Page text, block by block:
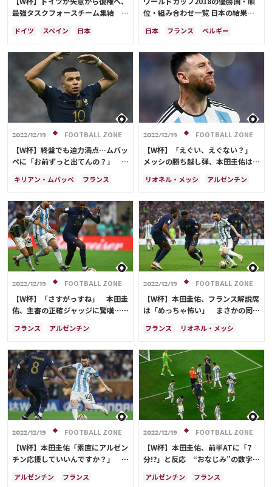
ガーナ
カメルーン
モロッコ
サディオ・マネ
最強タスクフォースチーム集結 残
とは？
ドイツ スペイン
日本
サディオ・マネ
位・組み合わせ一覧 日本の結果
日本 フランス
ベルギー
セネガル
ブラジル
ポーランド
アルゼンチン
ドイツ
ウルグアイ
オーストラリア
サウジアラビア
デンマーク
スペイン
メキシコ
スイス
ポルトガル
イラン
セルビア
モロッコ
韓国
コスタリカ
日本代表
原口 元気
浅野 拓磨
ロメル・ルカク
サディオ・マネ
アントワーヌ・グリーズマン
プレーオフ
アメリカ
ルカ・モドリッチ
リオネル・メッシ
ポール・ポグバ
大迫 勇也
2022/12/19 FOOTBALL ZONE
【W杯】終盤でも迫力満点…ムバッ
ペに「お前ずっと出てんの？」 本
ちゃうんか…」
キリアン・ムバッペ
フランス
リオネル・メッシ
サディオ・マネ
アンヘル・ディ・マリア
2022/12/19 FOOTBALL ZONE
【W杯】「えぐい、えぐない？」
メッシの勝ち越し弾、本田圭佑は感
リオネル・メッシ
アルゼンチン
メキシコ
サディオ・マネ
アンヘル・ディ・マリア
2022/12/19 FOOTBALL ZONE
【W杯】「さすがっすね」 本田圭
佑、主審の正確ジャッジに驚嘆…ダ
フランス
アルゼンチン
リオネル・メッシ
サディオ・マネ
アンヘル・ディ・マリア
2022/12/19 FOOTBALL ZONE
【W杯】本田圭佑、フランス解説席
は「めっちゃ怖い」 まさかの同点
らいますよ！」
フランス
リオネル・メッシ
キリアン・ムバッペ
サディオ・マネ
アンヘル・ディ・マリア
2022/12/19 FOOTBALL ZONE
【W杯】本田圭佑「素直にアルゼン
チン応援していいんですか？」 寺
解説も…」
アルゼンチン
フランス
2022/12/19 FOOTBALL ZONE
【W杯】本田圭佑、前半ATに「7
分!?」と反応 “おなじみ”の数字に
んすか？」
アルゼンチン
フランス